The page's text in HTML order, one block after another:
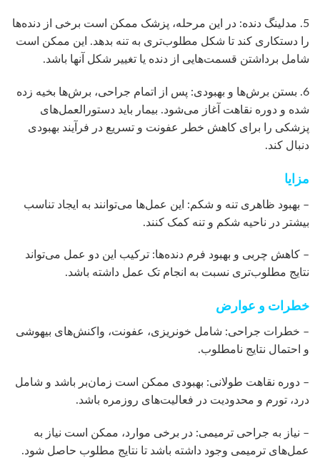
5. مدلینگ دنده: در این مرحله، پزشک ممکن است برخی از دنده‌ها
را دستکاری کند تا شکل مطلوب‌تری به تنه بدهد. این ممکن است
شامل برداشتن قسمت‌هایی از دنده یا تغییر شکل آنها باشد.
6. بستن برش‌ها و بهبودی: پس از اتمام جراحی، برش‌ها بخیه زده
شده و دوره نقاهت آغاز می‌شود. بیمار باید دستورالعمل‌های
پزشکی را برای کاهش خطر عفونت و تسریع در فرآیند بهبودی
دنبال کند.
مزایا
– بهبود ظاهری تنه و شکم: این عمل‌ها می‌توانند به ایجاد تناسب
بیشتر در ناحیه شکم و تنه کمک کنند.
– کاهش چربی و بهبود فرم دنده‌ها: ترکیب این دو عمل می‌تواند
نتایج مطلوب‌تری نسبت به انجام تک عمل داشته باشد.
خطرات و عوارض
– خطرات جراحی: شامل خونریزی، عفونت، واکنش‌های بیهوشی
و احتمال نتایج نامطلوب.
– دوره نقاهت طولانی: بهبودی ممکن است زمان‌بر باشد و شامل
درد، تورم و محدودیت در فعالیت‌های روزمره باشد.
– نیاز به جراحی ترمیمی: در برخی موارد، ممکن است نیاز به
عمل‌های ترمیمی وجود داشته باشد تا نتایج مطلوب حاصل شود.